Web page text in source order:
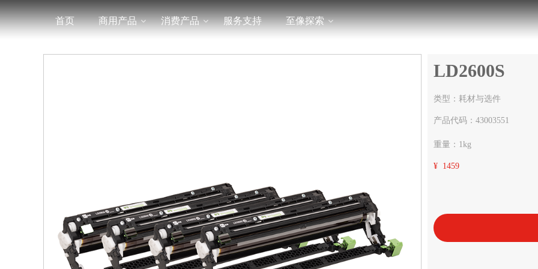
首页 商用产品 消费产品 服务支持 至像探索
LD2600S
类型：耗材与选件
产品代码：43003551
重量：1kg
¥ 1459